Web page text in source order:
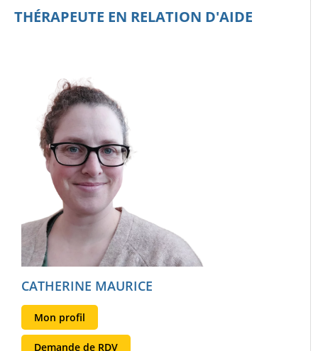
THÉRAPEUTE EN RELATION D'AIDE
CATHERINE MAURICE
Mon profil
Demande de RDV